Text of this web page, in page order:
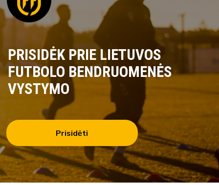
PRISIDĖK PRIE LIETUVOS
FUTBOLO BENDRUOMENĖS
VYSTYMO
Prisidėti